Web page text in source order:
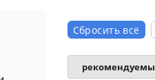
Сбросить всё